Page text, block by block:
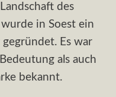
des
in Soest ein
Es war
als auch
bekannt.